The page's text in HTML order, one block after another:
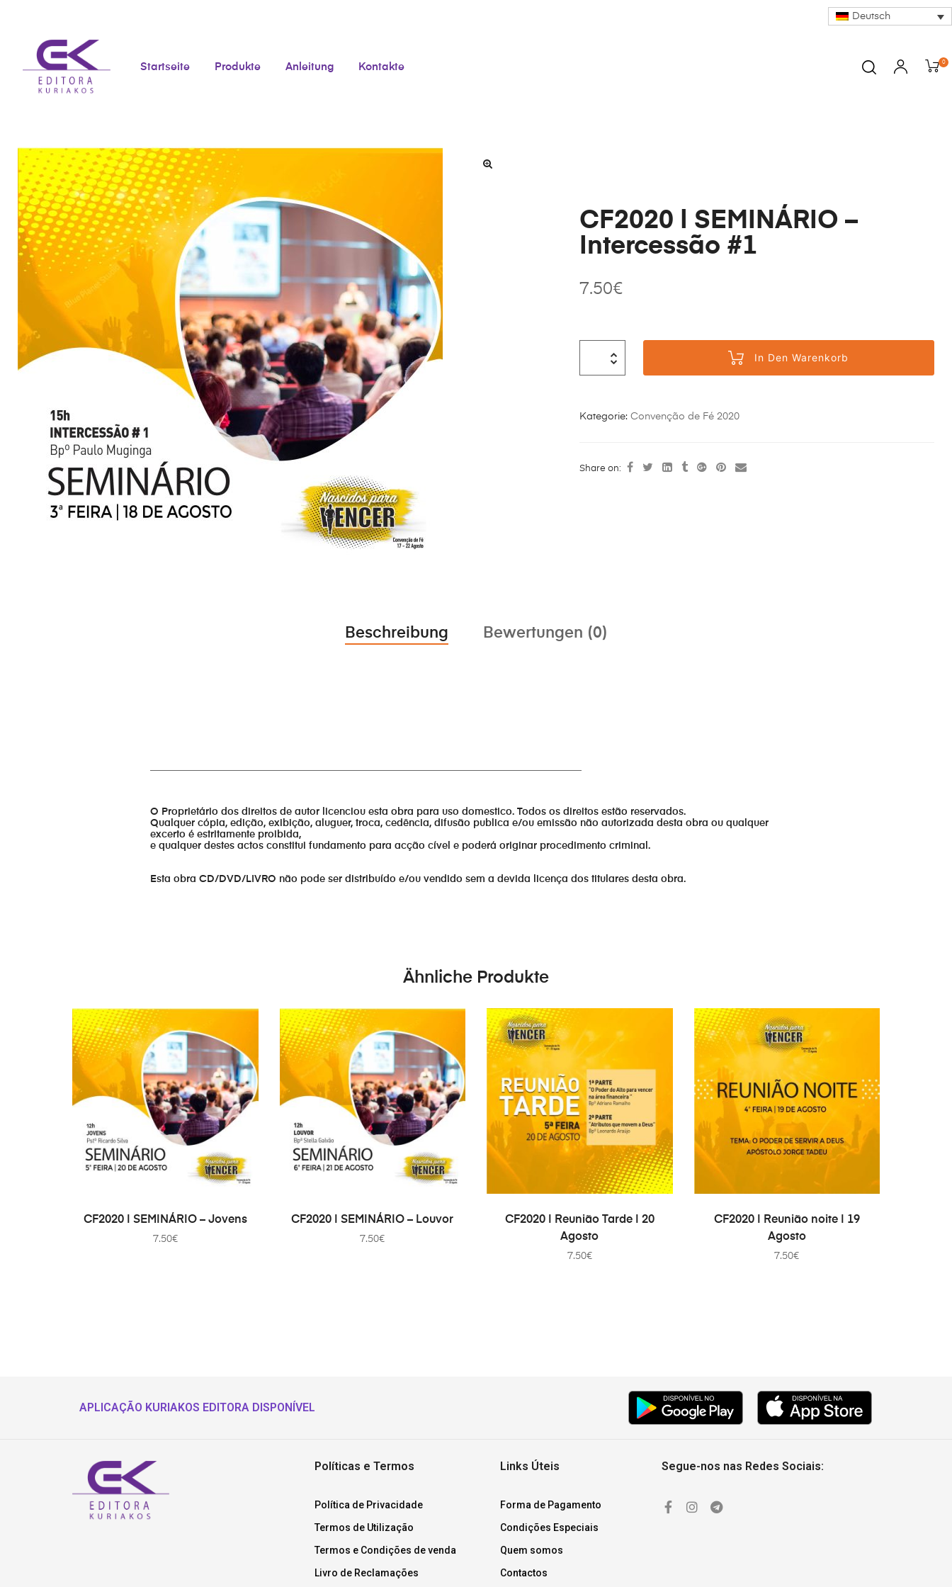
Deutsch
Startseite Produkte Anleitung Kontakte 0
CF2020 | SEMINÁRIO –
Intercessão #1
7.50€
In Den Warenkorb
Kategorie: Convenção de Fé 2020
Share on:
Beschreibung Bewertungen (0)
O Proprietário dos direitos de autor licenciou esta obra para uso domestico. Todos os direitos estão reservados.
Qualquer cópia, edição, exibição, aluguer, troca, cedência, difusão publica e/ou emissão não autorizada desta obra ou qualquer
excerto é estritamente proibida,
e qualquer destes actos constitui fundamento para acção cível e poderá originar procedimento criminal.
Esta obra CD/DVD/LIVRO não pode ser distribuído e/ou vendido sem a devida licença dos titulares desta obra.
Ähnliche Produkte
IN DEN WARENKORB
CF2020 | SEMINÁRIO – Jovens
7.50€
IN DEN WARENKORB
CF2020 | SEMINÁRIO – Louvor
7.50€
IN DEN WARENKORB
CF2020 | Reunião Tarde | 20
Agosto
7.50€
IN DEN WARENKORB
CF2020 | Reunião noite | 19
Agosto
7.50€
APLICAÇÃO KURIAKOS EDITORA DISPONÍVEL
Políticas e Termos
Política de Privacidade
Termos de Utilização
Termos e Condições de venda
Livro de Reclamações
Links Úteis
Forma de Pagamento
Condições Especiais
Quem somos
Contactos
Segue-nos nas Redes Sociais: